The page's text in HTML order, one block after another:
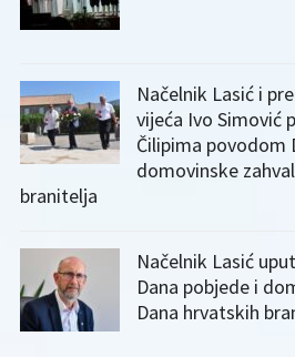
Načelnik Lasić i
vijeća Ivo Simović
Čilipima povodom
domovinske
branitelja
Načelnik Lasić
Dana pobjede i
Dana hrvatskih